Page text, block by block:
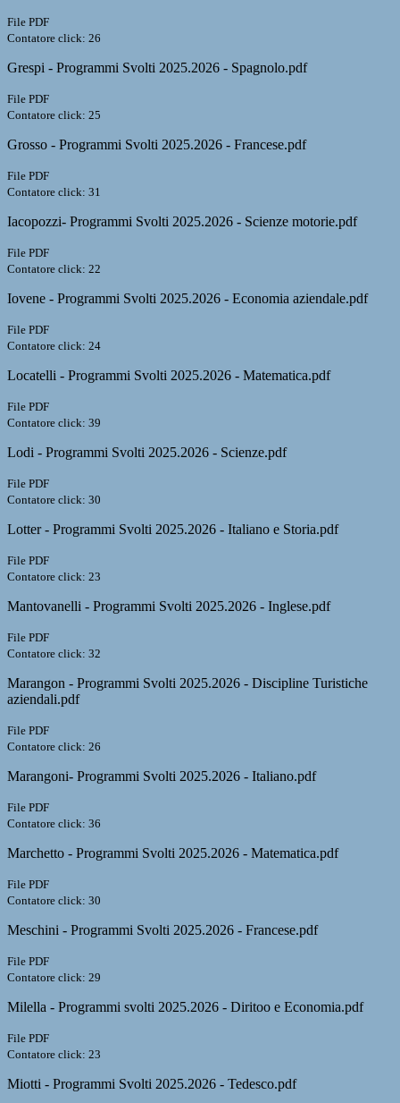
File PDF
Contatore click: 26
Grespi - Programmi Svolti 2025.2026 - Spagnolo.pdf
File PDF
Contatore click: 25
Grosso - Programmi Svolti 2025.2026 - Francese.pdf
File PDF
Contatore click: 31
Iacopozzi- Programmi Svolti 2025.2026 - Scienze motorie.pdf
File PDF
Contatore click: 22
Iovene - Programmi Svolti 2025.2026 - Economia aziendale.pdf
File PDF
Contatore click: 24
Locatelli - Programmi Svolti 2025.2026 - Matematica.pdf
File PDF
Contatore click: 39
Lodi - Programmi Svolti 2025.2026 - Scienze.pdf
File PDF
Contatore click: 30
Lotter - Programmi Svolti 2025.2026 - Italiano e Storia.pdf
File PDF
Contatore click: 23
Mantovanelli - Programmi Svolti 2025.2026 - Inglese.pdf
File PDF
Contatore click: 32
Marangon - Programmi Svolti 2025.2026 - Discipline Turistiche
aziendali.pdf
File PDF
Contatore click: 26
Marangoni- Programmi Svolti 2025.2026 - Italiano.pdf
File PDF
Contatore click: 36
Marchetto - Programmi Svolti 2025.2026 - Matematica.pdf
File PDF
Contatore click: 30
Meschini - Programmi Svolti 2025.2026 - Francese.pdf
File PDF
Contatore click: 29
Milella - Programmi svolti 2025.2026 - Diritoo e Economia.pdf
File PDF
Contatore click: 23
Miotti - Programmi Svolti 2025.2026 - Tedesco.pdf